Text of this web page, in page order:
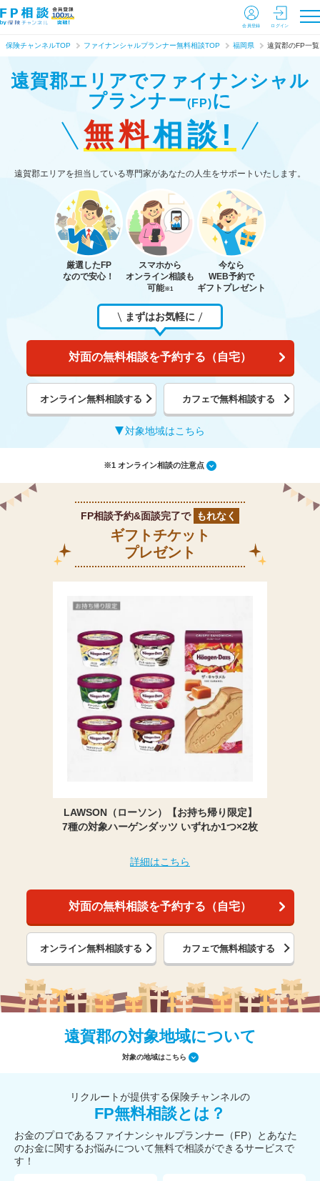
会員登録 ログイン
保険チャンネルTOP ファイナンシャルプランナー無料相談TOP 福岡県 遠賀郡のFP一覧
遠賀郡エリアでファイナンシャル
プランナー(FP)に
無料相談!
遠賀郡エリアを担当している専門家があなたの人生をサポートいたします。
厳選したFP
なので安心！
スマホから
オンライン相談も
可能※1
今なら
WEB予約で
ギフトプレゼント
まずはお気軽に
対面の無料相談を予約する（自宅）
オンライン無料相談する カフェで無料相談する
対象地域はこちら
※1 オンライン相談の注意点
FP相談予約&面談完了で もれなく
ギフトチケット
プレゼント
LAWSON（ローソン）【お持ち帰り限定】
7種の対象ハーゲンダッツ いずれか1つ×2枚
詳細はこちら
対面の無料相談を予約する（自宅）
オンライン無料相談する カフェで無料相談する
遠賀郡の対象地域について
対象の地域はこちら
リクルートが提供する保険チャンネルの
FP無料相談とは？
お金のプロであるファイナンシャルプランナー（FP）とあなた
のお金に関するお悩みについて無料で相談ができるサービスで
す！